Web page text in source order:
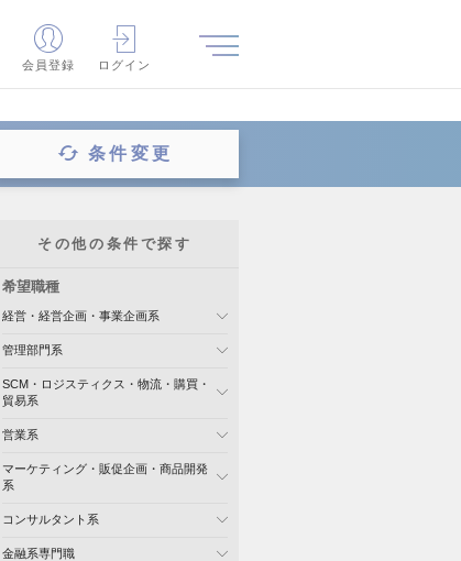
会員登録 ログイン
条件変更
その他の条件で探す
希望職種
経営・経営企画・事業企画系
管理部門系
SCM・ロジスティクス・物流・購買・
貿易系
営業系
マーケティング・販促企画・商品開発
系
コンサルタント系
金融系専門職